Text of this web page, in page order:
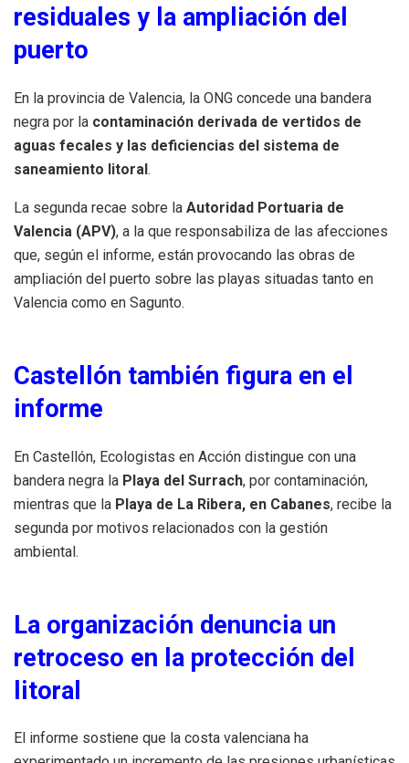
residuales y la ampliación del
puerto
En la provincia de Valencia, la ONG concede una bandera
negra por la contaminación derivada de vertidos de
aguas fecales y las deficiencias del sistema de
saneamiento litoral.
La segunda recae sobre la Autoridad Portuaria de
Valencia (APV), a la que responsabiliza de las afecciones
que, según el informe, están provocando las obras de
ampliación del puerto sobre las playas situadas tanto en
Valencia como en Sagunto.
Castellón también figura en el
informe
En Castellón, Ecologistas en Acción distingue con una
bandera negra la Playa del Surrach, por contaminación,
mientras que la Playa de La Ribera, en Cabanes, recibe la
segunda por motivos relacionados con la gestión
ambiental.
La organización denuncia un
retroceso en la protección del
litoral
El informe sostiene que la costa valenciana ha